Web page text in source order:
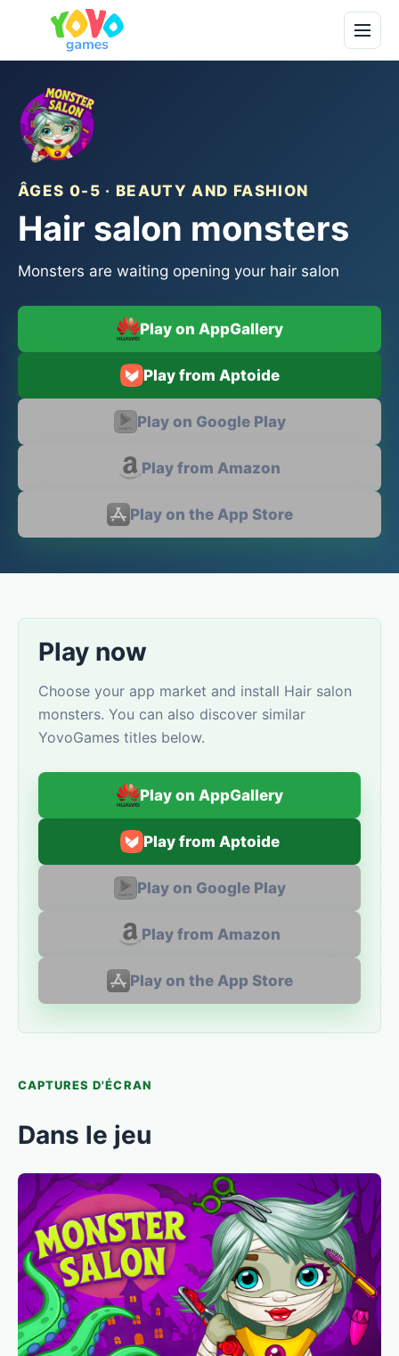
ÂGES 0-5 · BEAUTY AND FASHION
Hair salon monsters
Monsters are waiting opening your hair salon
Play on AppGallery
Play from Aptoide
Play on Google Play
Play from Amazon
Play on the App Store
Play now
Choose your app market and install Hair salon
monsters. You can also discover similar
YovoGames titles below.
Play on AppGallery
Play from Aptoide
Play on Google Play
Play from Amazon
Play on the App Store
CAPTURES D'ÉCRAN
Dans le jeu